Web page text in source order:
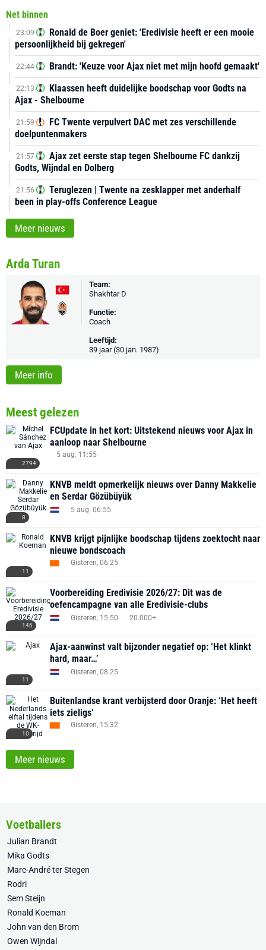
Net binnen
23:09
Ronald de Boer geniet: 'Eredivisie heeft er een mooie
persoonlijkheid bij gekregen'
22:44 Brandt: 'Keuze voor Ajax niet met mijn hoofd gemaakt'
22:13
Klaassen heeft duidelijke boodschap voor Godts na
Ajax - Shelbourne
21:59
FC Twente verpulvert DAC met zes verschillende
doelpuntenmakers
21:57
Ajax zet eerste stap tegen Shelbourne FC dankzij
Godts, Wijndal en Dolberg
21:56
Teruglezen | Twente na zesklapper met anderhalf
been in play-offs Conference League
Meer nieuws
Arda Turan
Team:
Shakhtar D
Functie:
Coach
Leeftijd:
39 jaar (30 jan. 1987)
Meer info
Meest gelezen
2794
FCUpdate in het kort: Uitstekend nieuws voor Ajax in
aanloop naar Shelbourne
5 aug. 11:55
8
KNVB meldt opmerkelijk nieuws over Danny Makkelie
en Serdar Gözübüyük
5 aug. 06:55
11
KNVB krijgt pijnlijke boodschap tijdens zoektocht naar
nieuwe bondscoach
Gisteren, 06:25
146
Voorbereiding Eredivisie 2026/27: Dit was de
oefencampagne van alle Eredivisie-clubs
Gisteren, 15:50 20.000+
11
Ajax-aanwinst valt bijzonder negatief op: ‘Het klinkt
hard, maar…’
Gisteren, 08:25
10
Buitenlandse krant verbijsterd door Oranje: ‘Het heeft
iets zieligs’
Gisteren, 15:32
Meer nieuws
Voetballers
Julian Brandt
Mika Godts
Marc-André ter Stegen
Rodri
Sem Steijn
Ronald Koeman
John van den Brom
Owen Wijndal